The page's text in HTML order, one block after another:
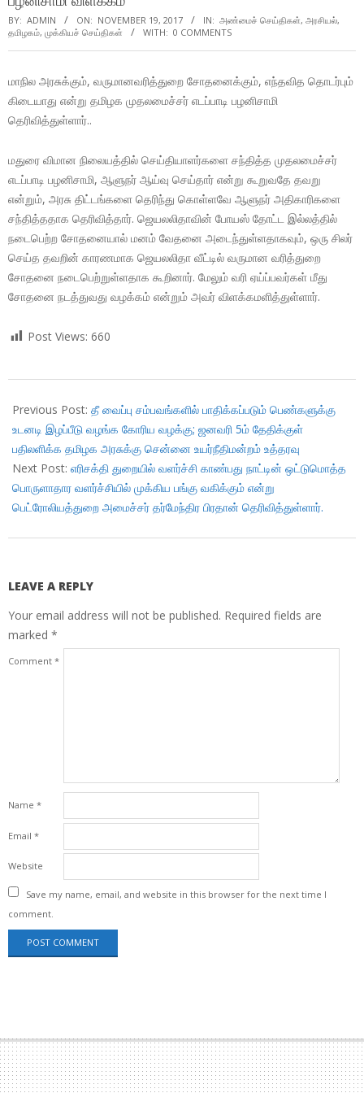
BY: ADMIN ON: NOVEMBER 19, 2017 IN: அண்மைச் செய்திகள், அரசியல்,
தமிழகம், முக்கியச் செய்திகள் WITH: 0 COMMENTS
மாநில அரசுக்கும், வருமானவரித்துறை சோதனைக்கும், எந்தவித தொடர்பும்
கிடையாது என்று தமிழக முதலமைச்சர் எடப்பாடி பழனிசாமி
தெரிவித்துள்ளார்..
மதுரை விமான நிலையத்தில் செய்தியாளர்களை சந்தித்த முதலமைச்சர்
எடப்பாடி பழனிசாமி, ஆளுநர் ஆய்வு செய்தார் என்று கூறுவதே தவறு
என்றும், அரசு திட்டங்களை தெரிந்து கொள்ளவே ஆளுநர் அதிகாரிகளை
சந்தித்ததாக தெரிவித்தார். ஜெயலலிதாவின் போயஸ் தோட்ட இல்லத்தில்
நடைபெற்ற சோதனையால் மனம் வேதனை அடைந்துள்ளதாகவும், ஒரு சிலர்
செய்த தவறின் காரணமாக ஜெயலலிதா வீட்டில் வருமான வரித்துறை
சோதனை நடைபெற்றுள்ளதாக கூறினார். மேலும் வரி ஏய்ப்பவர்கள் மீது
சோதனை நடத்துவது வழக்கம் என்றும் அவர் விளக்கமளித்துள்ளார்.
Post Views: 660
11-
19
Previous Post: தீ வைப்பு சம்பவங்களில் பாதிக்கப்படும் பெண்களுக்கு
உடனடி இழப்பீடு வழங்க கோரிய வழக்கு; ஜனவரி 5ம் தேதிக்குள்
பதிலளிக்க தமிழக அரசுக்கு சென்னை உயர்நீதிமன்றம் உத்தரவு
Next Post: எரிசக்தி துறையில் வளர்ச்சி காண்பது நாட்டின் ஒட்டுமொத்த
பொருளாதார வளர்ச்சியில் முக்கிய பங்கு வகிக்கும் என்று
பெட்ரோலியத்துறை அமைச்சர் தர்மேந்திர பிரதான் தெரிவித்துள்ளார்.
LEAVE A REPLY
Your email address will not be published. Required fields are
marked *
Comment *
Name *
Email *
Website
Save my name, email, and website in this browser for the next time I
comment.